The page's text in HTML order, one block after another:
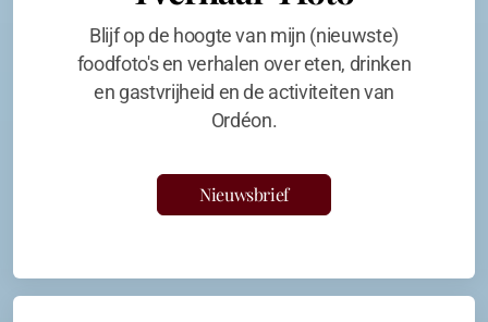
Blijf op de hoogte van mijn (nieuwste)
foodfoto's en verhalen over eten, drinken
en gastvrijheid en de activiteiten van
Ordéon.
Nieuwsbrief